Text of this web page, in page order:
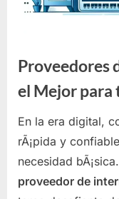
Proveedores
el Mejor para
En la era digital,
rÃ¡pida y
necesidad
proveedor de